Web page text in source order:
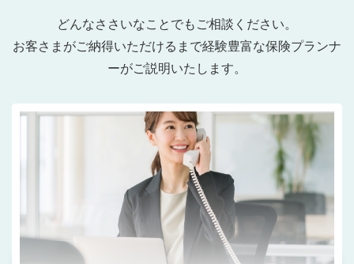
どんなささいなことでもご相談ください。
お客さまがご納得いただけるまで経験豊富な保険プランナ
ーがご説明いたします。